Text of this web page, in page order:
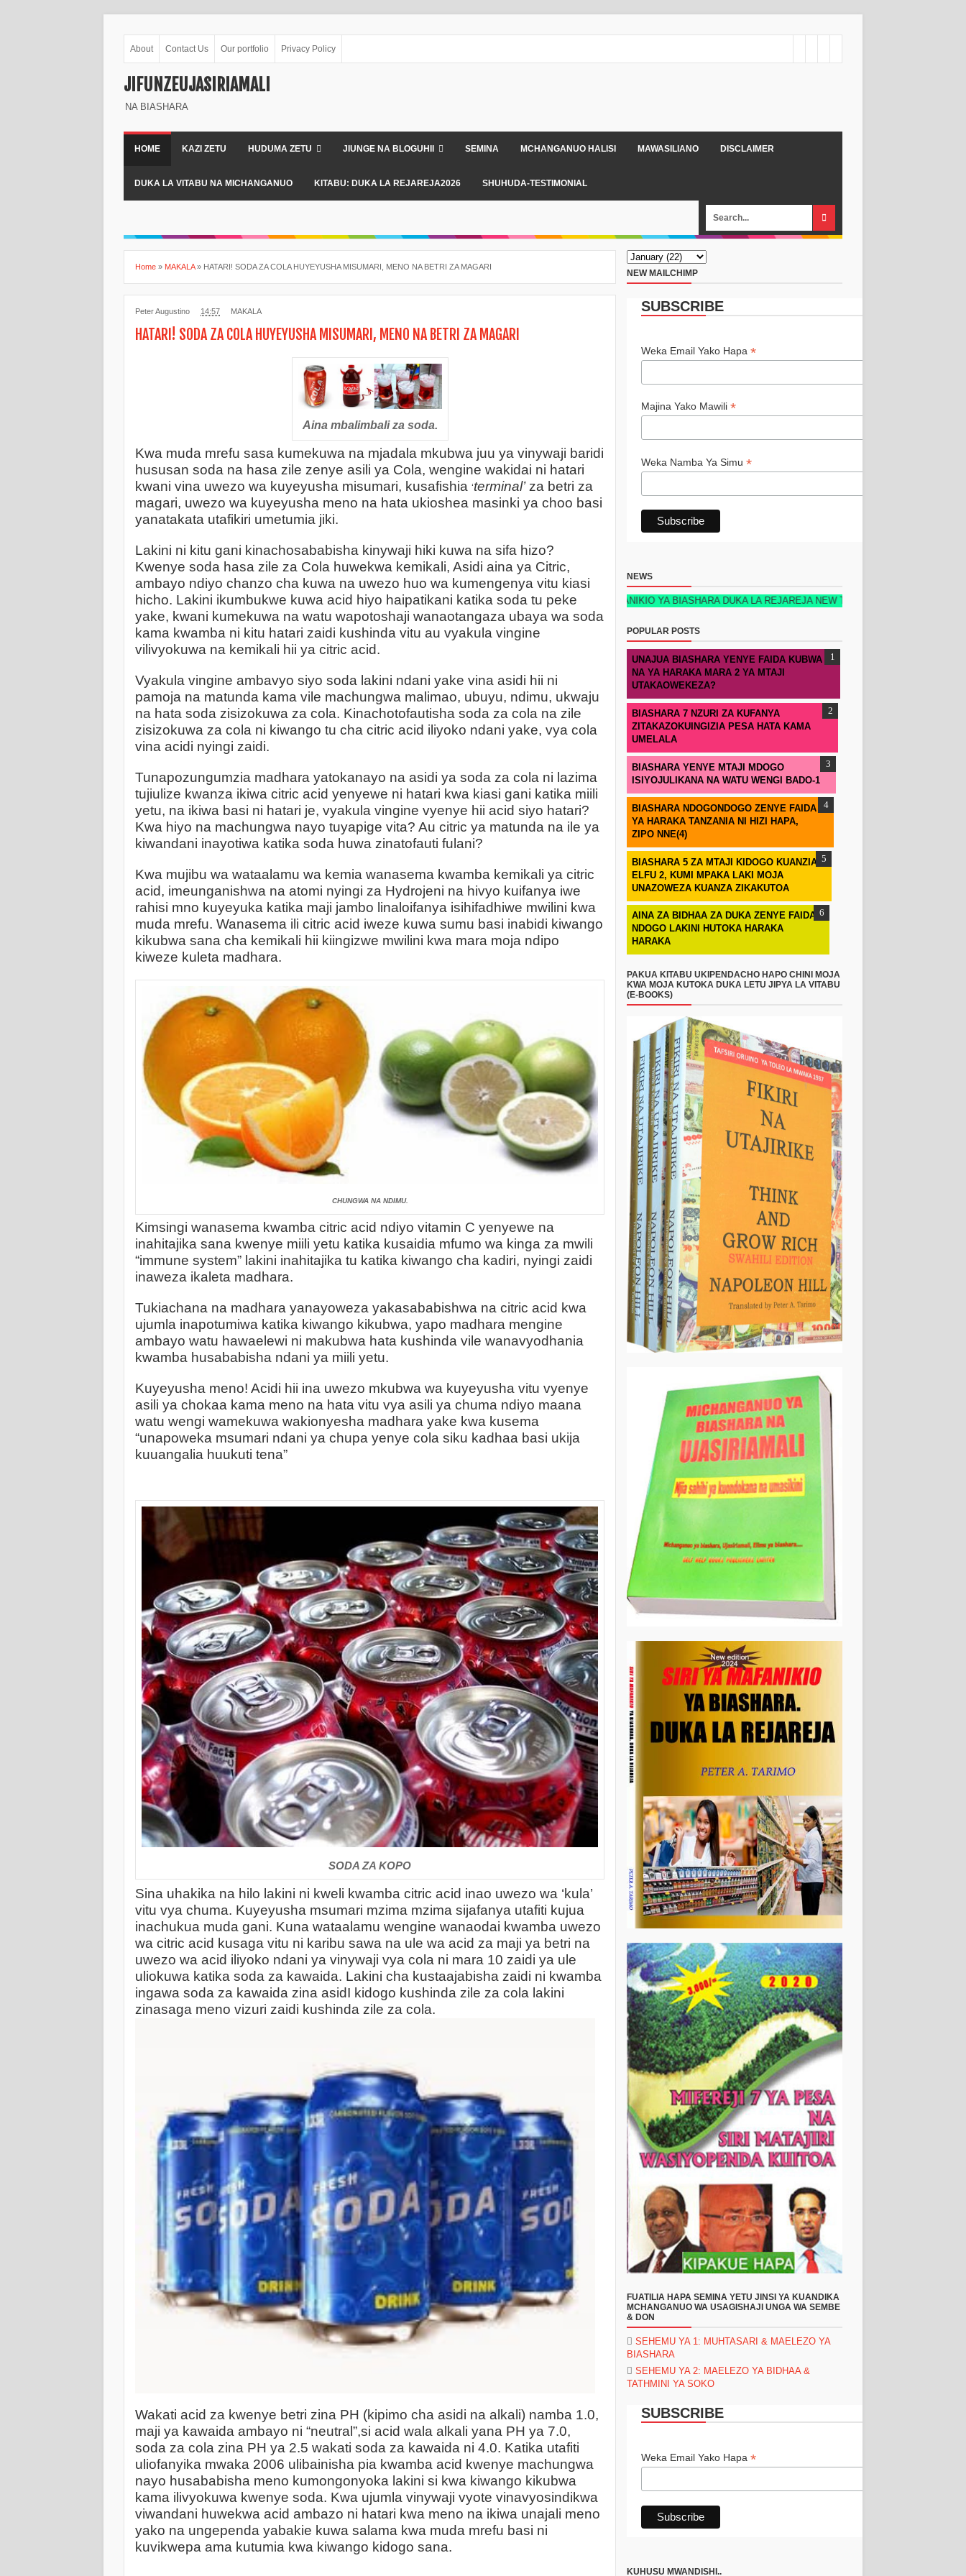
About Contact Us Our portfolio Privacy Policy
JIFUNZEUJASIRIAMALI
NA BIASHARA
HOME KAZI ZETU HUDUMA ZETU JIUNGE NA BLOGUHII SEMINA MCHANGANUO HALISI MAWASILIANO DISCLAIMER
DUKA LA VITABU NA MICHANGANUO KITABU: DUKA LA REJAREJA2026 SHUHUDA-TESTIMONIAL
Home » MAKALA» HATARI! SODA ZA COLA HUYEYUSHA MISUMARI, MENO NA BETRI ZA MAGARI
Peter Augustino 14:57 MAKALA
HATARI! SODA ZA COLA HUYEYUSHA MISUMARI, MENO NA BETRI ZA MAGARI
Aina mbalimbali za soda.
Kwa muda mrefu sasa kumekuwa na mjadala mkubwa juu ya vinywaji baridi
hususan soda na hasa zile zenye asili ya Cola, wengine wakidai ni hatari
kwani vina uwezo wa kuyeyusha misumari, kusafishia ‘terminal’za betri za
magari, uwezo wa kuyeyusha meno na hata ukioshea masinki ya choo basi
yanatakata utafikiri umetumia jiki.
Lakini ni kitu gani kinachosababisha kinywaji hiki kuwa na sifa hizo?
Kwenye soda hasa zile za Cola huwekwa kemikali, Asidi aina ya Citric,
ambayo ndiyo chanzo cha kuwa na uwezo huo wa kumengenya vitu kiasi
hicho. Lakini ikumbukwe kuwa acid hiyo haipatikani katika soda tu peke
yake, kwani kumekuwa na watu wapotoshaji wanaotangaza ubaya wa soda
kama kwamba ni kitu hatari zaidi kushinda vitu au vyakula vingine
vilivyokuwa na kemikali hii ya citric acid.
Vyakula vingine ambavyo siyo soda lakini ndani yake vina asidi hii ni
pamoja na matunda kama vile machungwa malimao, ubuyu, ndimu, ukwaju
na hata soda zisizokuwa za cola. Kinachotofautisha soda za cola na zile
zisizokuwa za cola ni kiwango tu cha citric acid iliyoko ndani yake, vya cola
vina acidi nyingi zaidi.
Tunapozungumzia madhara yatokanayo na asidi ya soda za cola ni lazima
tujiulize kwanza ikiwa citric acid yenyewe ni hatari kwa kiasi gani katika miili
yetu, na ikiwa basi ni hatari je, vyakula vingine vyenye hii acid siyo hatari?
Kwa hiyo na machungwa nayo tuyapige vita? Au citric ya matunda na ile ya
kiwandani inayotiwa katika soda huwa zinatofauti fulani?
Kwa mujibu wa wataalamu wa kemia wanasema kwamba kemikali ya citric
acid, imeunganishwa na atomi nyingi za Hydrojeni na hivyo kuifanya iwe
rahisi mno kuyeyuka katika maji jambo linaloifanya isihifadhiwe mwilini kwa
muda mrefu. Wanasema ili citric acid iweze kuwa sumu basi inabidi kiwango
kikubwa sana cha kemikali hii kiingizwe mwilini kwa mara moja ndipo
kiweze kuleta madhara.
CHUNGWA NA NDIMU.
Kimsingi wanasema kwamba citric acid ndiyo vitamin C yenyewe na
inahitajika sana kwenye miili yetu katika kusaidia mfumo wa kinga za mwili
“immune system” lakini inahitajika tu katika kiwango cha kadiri, nyingi zaidi
inaweza ikaleta madhara.
Tukiachana na madhara yanayoweza yakasababishwa na citric acid kwa
ujumla inapotumiwa katika kiwango kikubwa, yapo madhara mengine
ambayo watu hawaelewi ni makubwa hata kushinda vile wanavyodhania
kwamba husababisha ndani ya miili yetu.
Kuyeyusha meno! Acidi hii ina uwezo mkubwa wa kuyeyusha vitu vyenye
asili ya chokaa kama meno na hata vitu vya asili ya chuma ndiyo maana
watu wengi wamekuwa wakionyesha madhara yake kwa kusema
“unapoweka msumari ndani ya chupa yenye cola siku kadhaa basi ukija
kuuangalia huukuti tena”
SODA ZA KOPO
Sina uhakika na hilo lakini ni kweli kwamba citric acid inao uwezo wa ‘kula’
vitu vya chuma. Kuyeyusha msumari mzima mzima sijafanya utafiti kujua
inachukua muda gani. Kuna wataalamu wengine wanaodai kwamba uwezo
wa citric acid kusaga vitu ni karibu sawa na ule wa acid za maji ya betri na
uwezo wa acid iliyoko ndani ya vinywaji vya cola ni mara 10 zaidi ya ule
uliokuwa katika soda za kawaida. Lakini cha kustaajabisha zaidi ni kwamba
ingawa soda za kawaida zina asidI kidogo kushinda zile za cola lakini
zinasaga meno vizuri zaidi kushinda zile za cola.
Wakati acid za kwenye betri zina PH (kipimo cha asidi na alkali) namba 1.0,
maji ya kawaida ambayo ni “neutral”,si acid wala alkali yana PH ya 7.0,
soda za cola zina PH ya 2.5 wakati soda za kawaida ni 4.0. Katika utafiti
uliofanyika mwaka 2006 ulibainisha pia kwamba acid kwenye machungwa
nayo husababisha meno kumongonyoka lakini si kwa kiwango kikubwa
kama ilivyokuwa kwenye soda. Kwa ujumla vinywaji vyote vinavyosindikwa
viwandani huwekwa acid ambazo ni hatari kwa meno na ikiwa unajali meno
yako na ungependa yabakie kuwa salama kwa muda mrefu basi ni
kuvikwepa ama kutumia kwa kiwango kidogo sana.
NEW MAILCHIMP
SUBSCRIBE
Weka Email Yako Hapa *
Majina Yako Mawili *
Weka Namba Ya Simu *
NEWS
KITABU: SIRI YA MAFANIKIO YA BIASHARA DUKA LA REJAREJA NEW TECH EDITION 2026 KIMETOKA –
POPULAR POSTS
UNAJUA BIASHARA YENYE FAIDA KUBWA
NA YA HARAKA MARA 2 YA MTAJI
UTAKAOWEKEZA?
BIASHARA 7 NZURI ZA KUFANYA
ZITAKAZOKUINGIZIA PESA HATA KAMA
UMELALA
BIASHARA YENYE MTAJI MDOGO
ISIYOJULIKANA NA WATU WENGI BADO-1
BIASHARA NDOGONDOGO ZENYE FAIDA
YA HARAKA TANZANIA NI HIZI HAPA,
ZIPO NNE(4)
BIASHARA 5 ZA MTAJI KIDOGO KUANZIA
ELFU 2, KUMI MPAKA LAKI MOJA
UNAZOWEZA KUANZA ZIKAKUTOA
AINA ZA BIDHAA ZA DUKA ZENYE FAIDA
NDOGO LAKINI HUTOKA HARAKA
HARAKA
PAKUA KITABU UKIPENDACHO HAPO CHINI MOJA
KWA MOJA KUTOKA DUKA LETU JIPYA LA VITABU
(E-BOOKS)
FUATILIA HAPA SEMINA YETU JINSI YA KUANDIKA
MCHANGANUO WA USAGISHAJI UNGA WA SEMBE
& DON
SEHEMU YA 1: MUHTASARI & MAELEZO YA
BIASHARA
SEHEMU YA 2: MAELEZO YA BIDHAA &
TATHMINI YA SOKO
SUBSCRIBE
Weka Email Yako Hapa *
KUHUSU MWANDISHI..